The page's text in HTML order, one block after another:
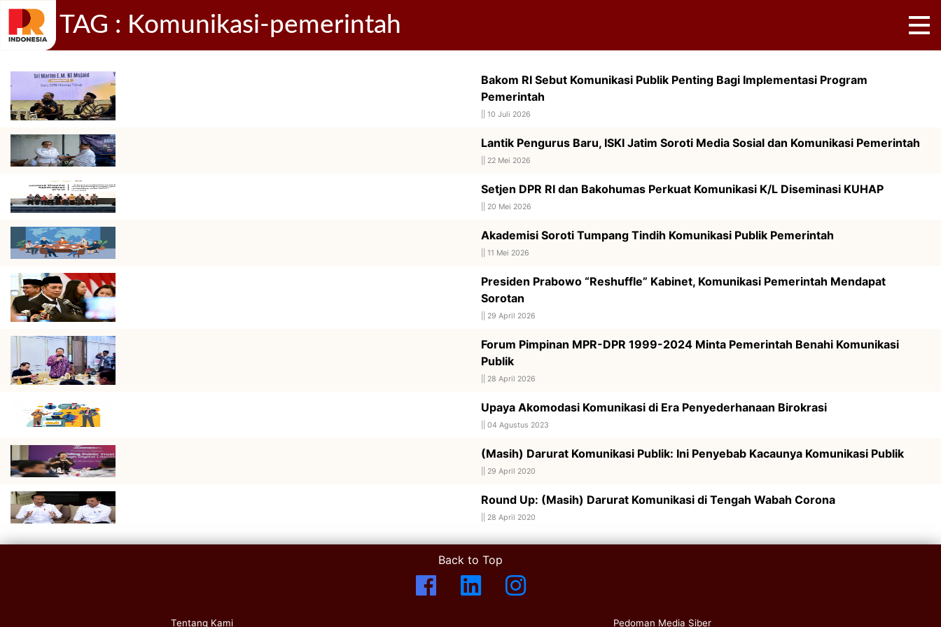
TAG : Komunikasi-pemerintah
Bakom RI Sebut Komunikasi Publik Penting Bagi Implementasi Program
Pemerintah
10 Juli 2026
Lantik Pengurus Baru, ISKI Jatim Soroti Media Sosial dan Komunikasi Pemerintah
22 Mei 2026
Setjen DPR RI dan Bakohumas Perkuat Komunikasi K/L Diseminasi KUHAP
20 Mei 2026
Akademisi Soroti Tumpang Tindih Komunikasi Publik Pemerintah
11 Mei 2026
Presiden Prabowo “Reshuffle” Kabinet, Komunikasi Pemerintah Mendapat
Sorotan
29 April 2026
Forum Pimpinan MPR-DPR 1999-2024 Minta Pemerintah Benahi Komunikasi
Publik
28 April 2026
Upaya Akomodasi Komunikasi di Era Penyederhanaan Birokrasi
04 Agustus 2023
(Masih) Darurat Komunikasi Publik: Ini Penyebab Kacaunya Komunikasi Publik
29 April 2020
Round Up: (Masih) Darurat Komunikasi di Tengah Wabah Corona
28 April 2020
Back to Top
Tentang Kami Pedoman Media Siber